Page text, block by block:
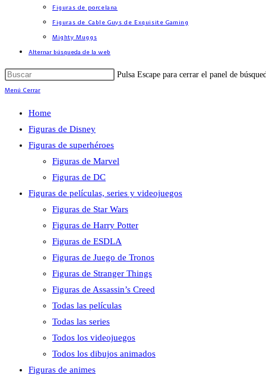
Figuras de porcelana
Figuras de Cable Guys de Exquisite Gaming
Mighty Muggs
Alternar búsqueda de la web
Pulsa Escape para cerrar el panel de
Menú Cerrar
Home
Figuras de Disney
Figuras de superhéroes
Figuras de Marvel
Figuras de DC
Figuras de películas, series y videojuegos
Figuras de Star Wars
Figuras de Harry Potter
Figuras de ESDLA
Figuras de Juego de Tronos
Figuras de Stranger Things
Figuras de Assassin’s Creed
Todas las películas
Todas las series
Todos los videojuegos
Todos los dibujos animados
Figuras de animes